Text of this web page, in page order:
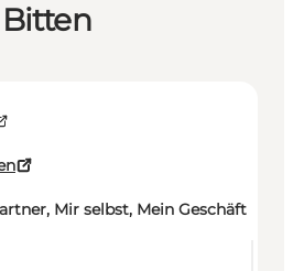
Mir selbst, Mein Geschäft